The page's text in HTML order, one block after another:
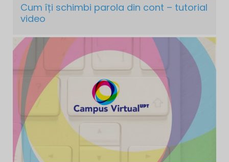
Cum îți schimbi parola din cont – tutorial
video